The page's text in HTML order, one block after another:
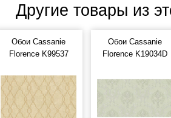
Другие товары из
Обои Cassanie
Florence K99537
Обои Cassanie
Florence K19034D